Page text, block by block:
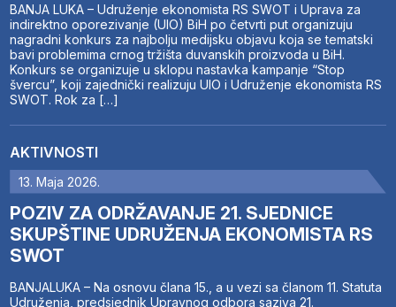
BANJA LUKA – Udruženje ekonomista RS SWOT i Uprava za
indirektno oporezivanje (UIO) BiH po četvrti put organizuju
nagradni konkurs za najbolju medijsku objavu koja se tematski
bavi problemima crnog tržišta duvanskih proizvoda u BiH.
Konkurs se organizuje u sklopu nastavka kampanje “Stop
švercu”, koji zajednički realizuju UIO i Udruženje ekonomista RS
SWOT. Rok za […]
AKTIVNOSTI
13. Maja 2026.
POZIV ZA ODRŽAVANJE 21. SJEDNICE
SKUPŠTINE UDRUŽENJA EKONOMISTA RS
SWOT
BANJALUKA – Na osnovu člana 15., a u vezi sa članom 11. Statuta
Udruženja, predsjednik Upravnog odbora saziva 21.